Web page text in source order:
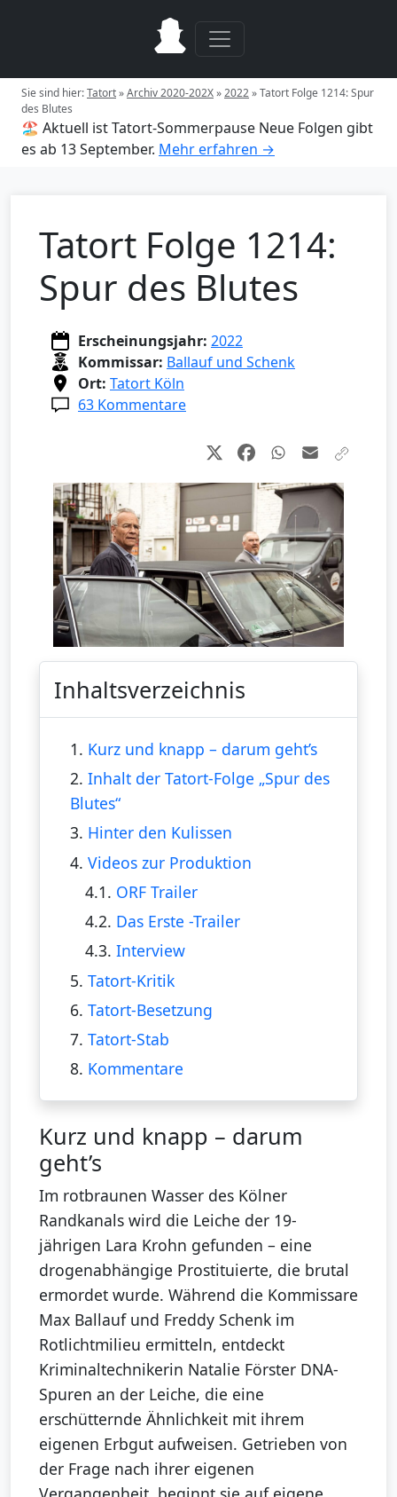
Sie sind hier:Tatort»Archiv 2020-202X»2022»Tatort Folge 1214: Spur
des Blutes
🏖️ Aktuell ist Tatort-Sommerpause Neue Folgen gibt
es ab 13 September. Mehr erfahren →
Tatort Folge 1214:
Spur des Blutes
Erscheinungsjahr: 2022
Kommissar: Ballauf und Schenk
Ort: Tatort Köln
63 Kommentare
Inhaltsverzeichnis
1. Kurz und knapp – darum geht’s
2. Inhalt der Tatort-Folge „Spur des
Blutes“
3. Hinter den Kulissen
4. Videos zur Produktion
4.1. ORF Trailer
4.2. Das Erste -Trailer
4.3.Interview
5. Tatort-Kritik
6. Tatort-Besetzung
7. Tatort-Stab
8. Kommentare
Kurz und knapp – darum
geht’s
Im rotbraunen Wasser des Kölner
Randkanals wird die Leiche der 19-
jährigen Lara Krohn gefunden – eine
drogenabhängige Prostituierte, die brutal
ermordet wurde. Während die Kommissare
Max Ballauf und Freddy Schenk im
Rotlichtmilieu ermitteln, entdeckt
Kriminaltechnikerin Natalie Förster DNA-
Spuren an der Leiche, die eine
erschütternde Ähnlichkeit mit ihrem
eigenen Erbgut aufweisen. Getrieben von
der Frage nach ihrer eigenen